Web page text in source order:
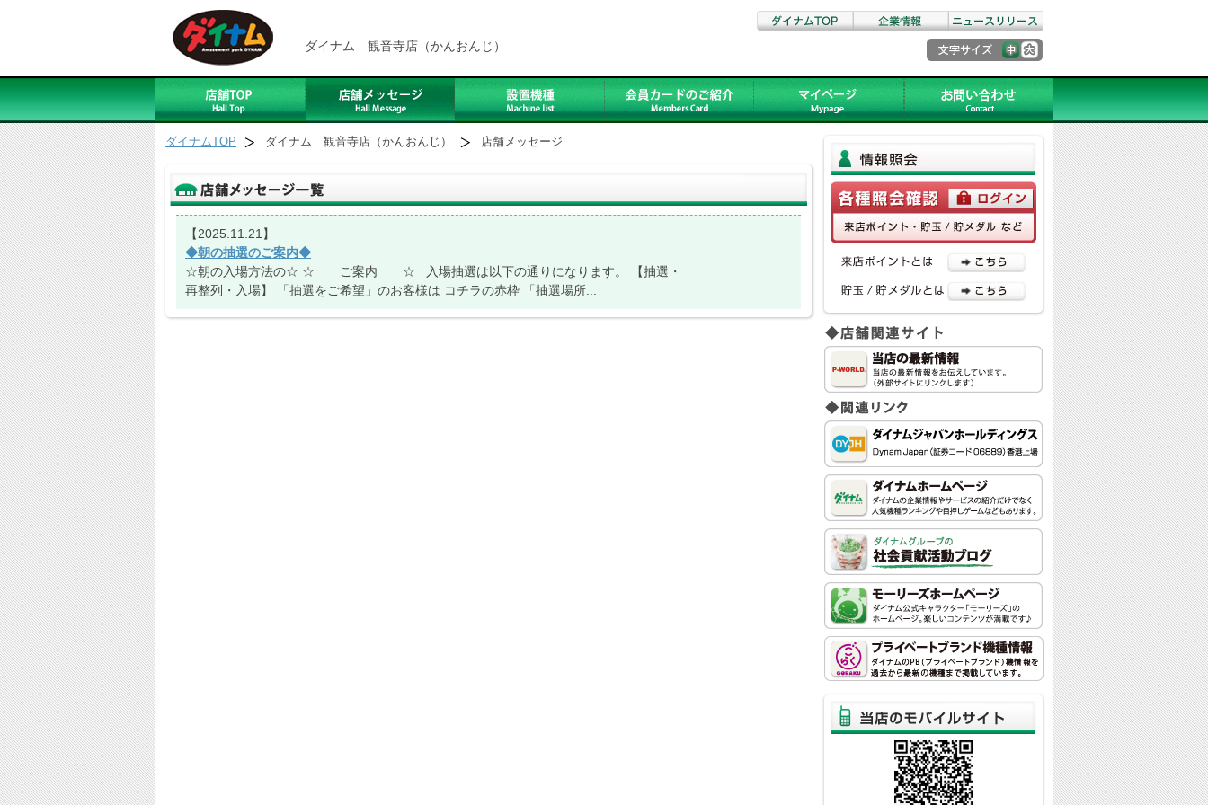
ダイナム 観音寺店（かんおんじ）
ダイナムTOP ダイナム 観音寺店（かんおんじ） 店舗メッセージ
【2025.11.21】
◆朝の抽選のご案内◆
☆朝の入場方法の☆ ☆ ご案内 ☆ 入場抽選は以下の通りになります。 【抽選・
再整列・入場】 「抽選をご希望」のお客様は コチラの赤枠 「抽選場所...